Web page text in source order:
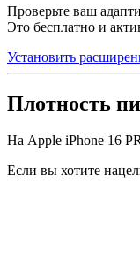
Проверьте ваш
Это бесплатно и
Установить
Плотность
На Apple iPhone 16
Если вы хотите